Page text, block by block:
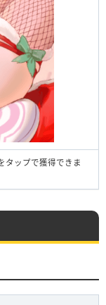
タップで獲得できま